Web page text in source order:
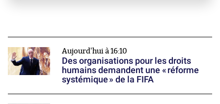
Aujourd'hui à 16:10
Des organisations pour les droits
humains demandent une « réforme
systémique » de la FIFA